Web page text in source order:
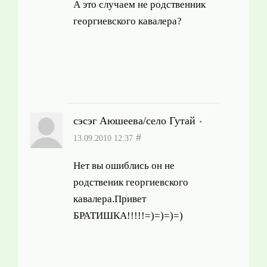
А это случаем не родственник
георгиевского кавалера?
сэсэг Аюшеева/село Гутай
13.09.2010 12:37 #
Нет вы ошиблись он не
родственик георгиевского
кавалера.Привет
БРАТИШКА!!!!!=)=)=)=)